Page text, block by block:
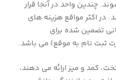
چندین واحد در آنجا قرار
در اکثر مواقع هزینه های
تضمین شده برای
ثبت نام به موقع) می باشد.
کمد و میز ارائه می دهند،